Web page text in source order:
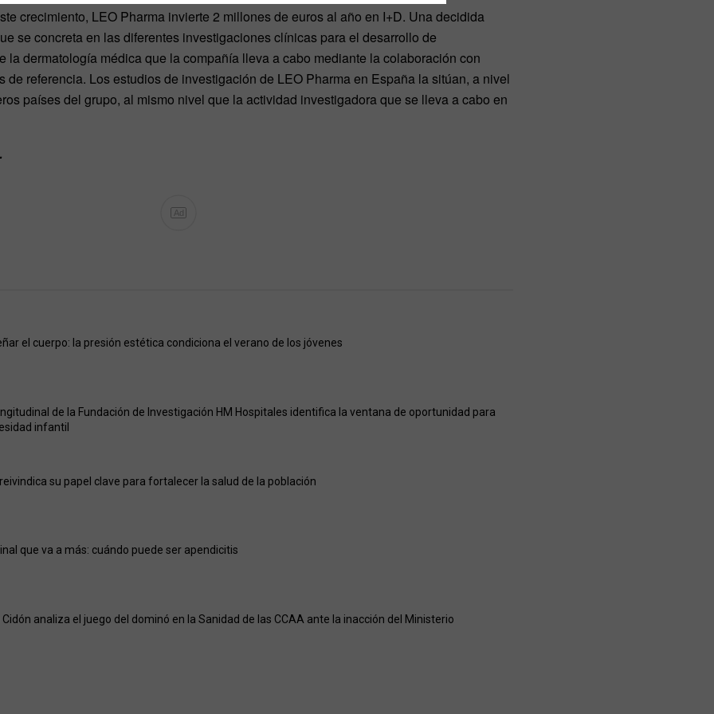
crecimiento, LEO Pharma invierte 2 millones de euros al año en I+D. Una decidida
se concreta en las diferentes investigaciones clínicas para el desarrollo de
la dermatología médica que la compañía lleva a cabo mediante la colaboración con
de referencia. Los estudios de investigación de LEO Pharma en España la sitúan, a nivel
países del grupo, al mismo nivel que la actividad investigadora que se lleva a cabo en
Ad
el cuerpo: la presión estética condiciona el verano de los jóvenes
de la Fundación de Investigación HM Hospitales identifica la ventana de oportunidad para
infantil
reivindica su papel clave para fortalecer la salud de la población
que va a más: cuándo puede ser apendicitis
analiza el juego del dominó en la Sanidad de las CCAA ante la inacción del Ministerio